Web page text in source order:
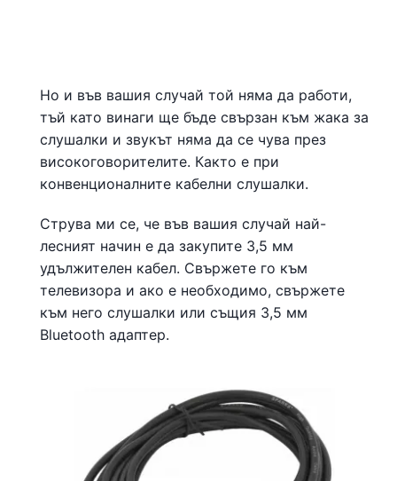
Но и във вашия случай той няма да работи,
тъй като винаги ще бъде свързан към жака за
слушалки и звукът няма да се чува през
високоговорителите. Както е при
конвенционалните кабелни слушалки.
Струва ми се, че във вашия случай най-
лесният начин е да закупите 3,5 мм
удължителен кабел. Свържете го към
телевизора и ако е необходимо, свържете
към него слушалки или същия 3,5 мм
Bluetooth адаптер.